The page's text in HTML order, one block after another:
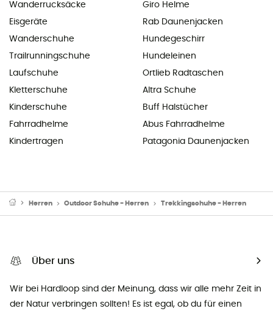
Wanderrucksäcke
Eisgeräte
Wanderschuhe
Trailrunningschuhe
Laufschuhe
Kletterschuhe
Kinderschuhe
Fahrradhelme
Kindertragen
Giro Helme
Rab Daunenjacken
Hundegeschirr
Hundeleinen
Ortlieb Radtaschen
Altra Schuhe
Buff Halstücher
Abus Fahrradhelme
Patagonia Daunenjacken
Herren Outdoor Schuhe - Herren Trekkingschuhe - Herren
Über uns
Wir bei Hardloop sind der Meinung, dass wir alle mehr Zeit in
der Natur verbringen sollten! Es ist egal, ob du für einen